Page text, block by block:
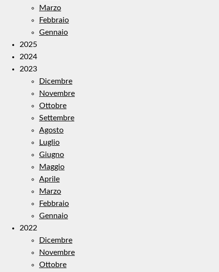
Marzo
Febbraio
Gennaio
2025
2024
2023
Dicembre
Novembre
Ottobre
Settembre
Agosto
Luglio
Giugno
Maggio
Aprile
Marzo
Febbraio
Gennaio
2022
Dicembre
Novembre
Ottobre